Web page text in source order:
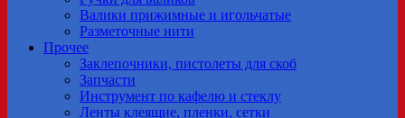
Валики прижимные и игольчатые
Разметочные нити
Прочее
Заклепочники, пистолеты для скоб
Запчасти
Инструмент по кафелю и стеклу
Ленты клеящие, пленки, сетки